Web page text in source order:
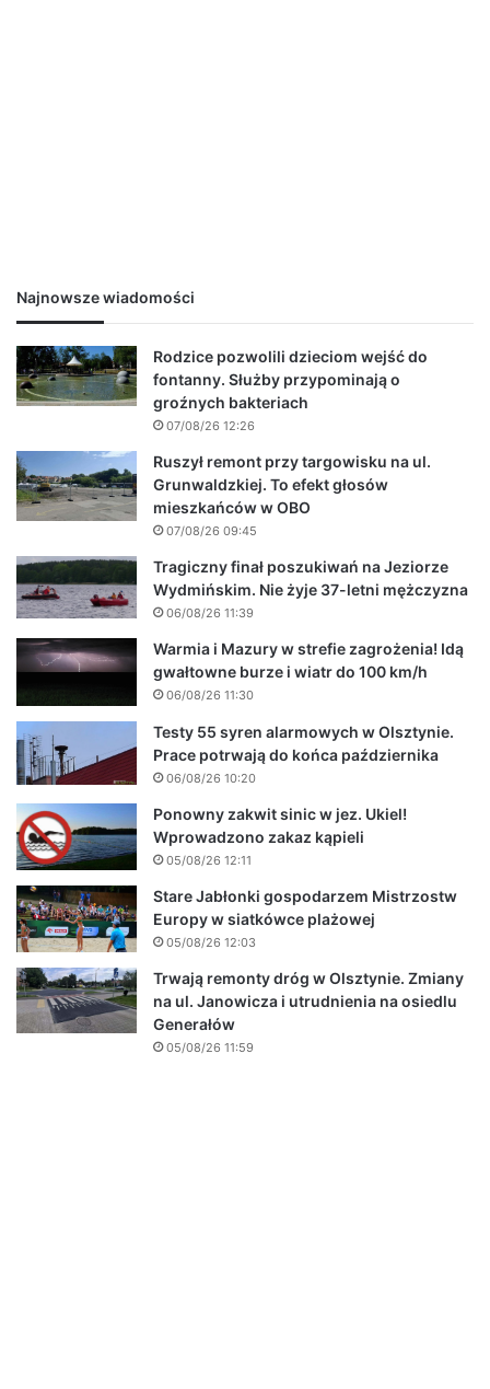
Najnowsze wiadomości
Rodzice pozwolili dzieciom wejść do
fontanny. Służby przypominają o
groźnych bakteriach
07/08/26 12:26
Ruszył remont przy targowisku na ul.
Grunwaldzkiej. To efekt głosów
mieszkańców w OBO
07/08/26 09:45
Tragiczny finał poszukiwań na Jeziorze
Wydmińskim. Nie żyje 37-letni mężczyzna
06/08/26 11:39
Warmia i Mazury w strefie zagrożenia! Idą
gwałtowne burze i wiatr do 100 km/h
06/08/26 11:30
Testy 55 syren alarmowych w Olsztynie.
Prace potrwają do końca października
06/08/26 10:20
Ponowny zakwit sinic w jez. Ukiel!
Wprowadzono zakaz kąpieli
05/08/26 12:11
Stare Jabłonki gospodarzem Mistrzostw
Europy w siatkówce plażowej
05/08/26 12:03
Trwają remonty dróg w Olsztynie. Zmiany
na ul. Janowicza i utrudnienia na osiedlu
Generałów
05/08/26 11:59